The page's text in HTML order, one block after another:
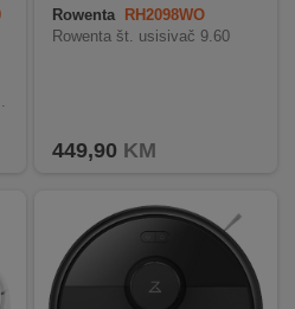
Rowenta
RH2098WO
Rowenta št. usisivač 9.60
449,90 KM